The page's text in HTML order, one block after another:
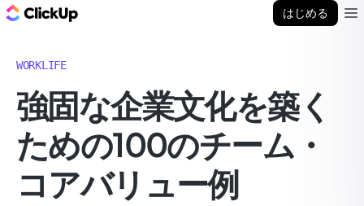
はじめる
WORKLIFE
強固な企業文化を築く
ための100のチーム・
コアバリュー例